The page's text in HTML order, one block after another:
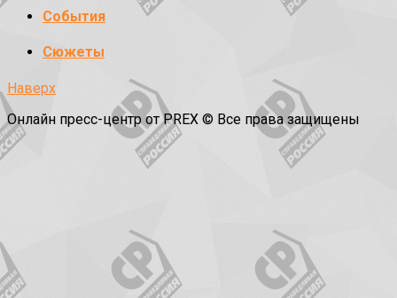
События
Сюжеты
Наверх
Онлайн пресс-центр от PREX © Все права защищены